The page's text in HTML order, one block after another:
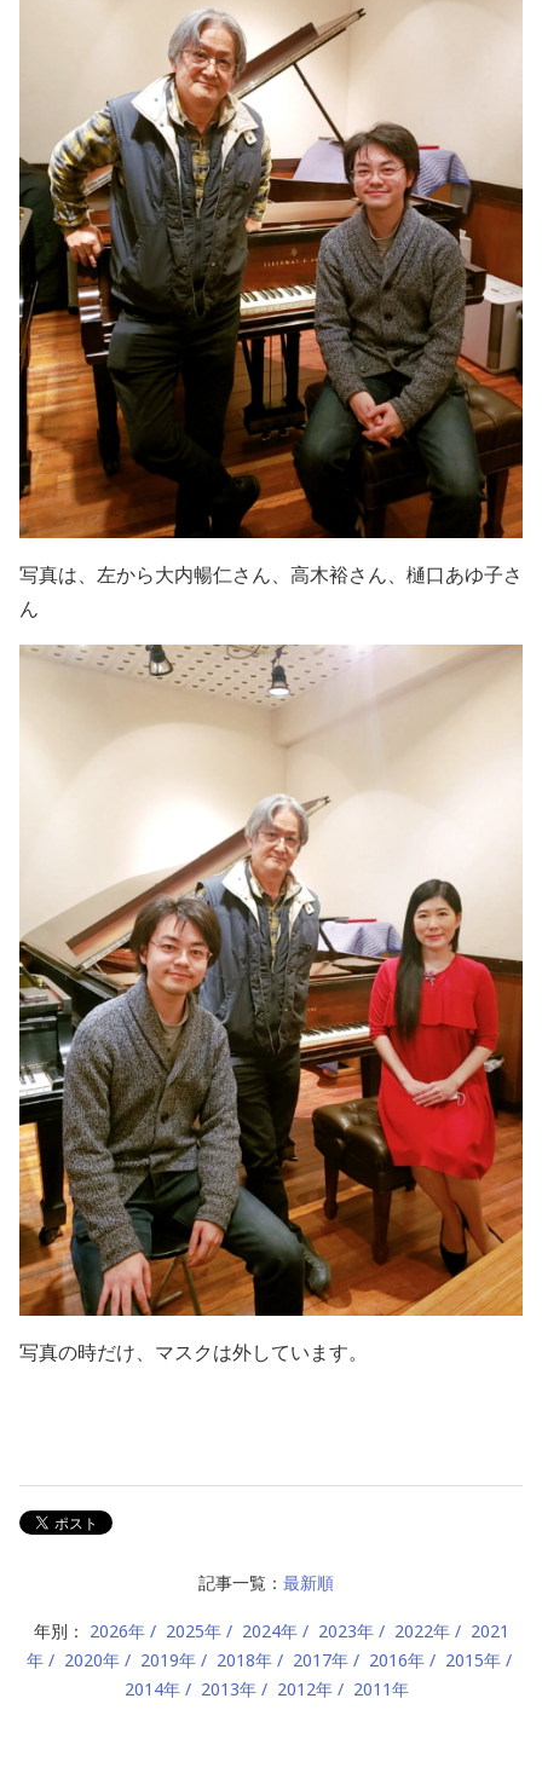
写真は、左から大内暢仁さん、高木裕さん、樋口あゆ子さ
ん
写真の時だけ、マスクは外しています。
記事一覧： 最新順
年別： 2026年 2025年 2024年 2023年 2022年
2021
年
2020年 2019年 2018年 2017年 2016年
2015年
2014年
2013年 2012年 2011年